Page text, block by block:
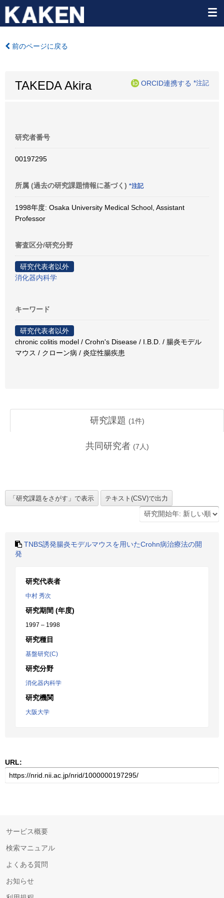
前のページに戻る
TAKEDA Akira ORCID連携する *注記
研究者番号
00197295
所属 (過去の研究課題情報に基づく) *注記
1998年度: Osaka University Medical School, Assistant
Professor
審査区分/研究分野
研究代表者以外
消化器内科学
キーワード
研究代表者以外
chronic colitis model / Crohn's Disease / I.B.D. / 腸炎モデル
マウス / クローン病 / 炎症性腸疾患
研究課題 (1件)
共同研究者 (7 人)
TNBS誘発腸炎モデルマウスを用いたCrohn病治療法の開
発
研究代表者
中村 秀次
研究期間 (年度)
1997 – 1998
研究種目
基盤研究(C)
研究分野
消化器内科学
研究機関
大阪大学
URL:
サービス概要
検索マニュアル
よくある質問
お知らせ